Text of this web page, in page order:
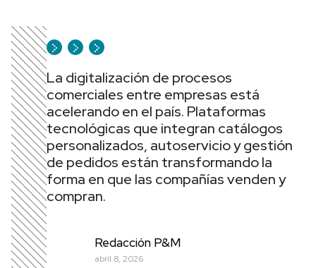
La digitalización de procesos
comerciales entre empresas está
acelerando en el país. Plataformas
tecnológicas que integran catálogos
personalizados, autoservicio y gestión
de pedidos están transformando la
forma en que las compañías venden y
compran.
Redacción P&M
abril 8, 2026